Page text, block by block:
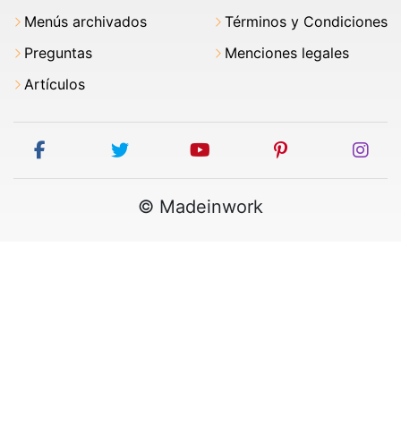
Menús archivados
Preguntas
Artículos
Términos y Condiciones
Menciones legales
facebook twitter youtube pinterest
© Madeinwork